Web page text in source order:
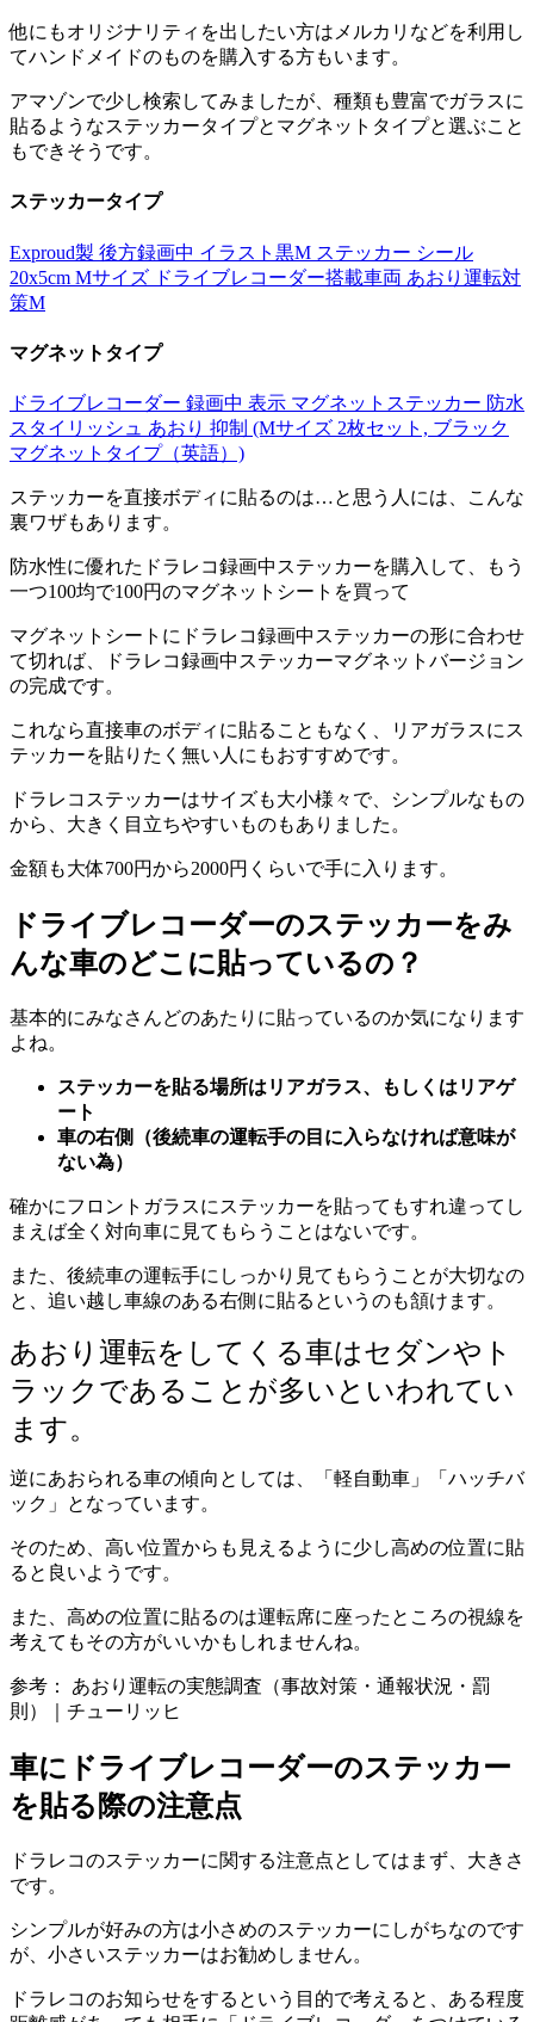
他にもオリジナリティを出したい方はメルカリなどを利用し
てハンドメイドのものを購入する方もいます。
アマゾンで少し検索してみましたが、種類も豊富でガラスに
貼るようなステッカータイプとマグネットタイプと選ぶこと
もできそうです。
ステッカータイプ
Exproud製 後方録画中 イラスト黒M ステッカー シール
20x5cm Mサイズ ドライブレコーダー搭載車両 あおり運転対
策M
マグネットタイプ
ドライブレコーダー 録画中 表示 マグネットステッカー 防水
スタイリッシュ あおり 抑制 (Mサイズ 2枚セット, ブラック
マグネットタイプ（英語）)
ステッカーを直接ボディに貼るのは…と思う人には、こんな
裏ワザもあります。
防水性に優れたドラレコ録画中ステッカーを購入して、もう
一つ100均で100円のマグネットシートを買って
マグネットシートにドラレコ録画中ステッカーの形に合わせ
て切れば、ドラレコ録画中ステッカーマグネットバージョン
の完成です。
これなら直接車のボディに貼ることもなく、リアガラスにス
テッカーを貼りたく無い人にもおすすめです。
ドラレコステッカーはサイズも大小様々で、シンプルなもの
から、大きく目立ちやすいものもありました。
金額も大体700円から2000円くらいで手に入ります。
ドライブレコーダーのステッカーをみ
んな車のどこに貼っているの？
基本的にみなさんどのあたりに貼っているのか気になります
よね。
ステッカーを貼る場所はリアガラス、もしくはリアゲ
ート
車の右側（後続車の運転手の目に入らなければ意味が
ない為）
確かにフロントガラスにステッカーを貼ってもすれ違ってし
まえば全く対向車に見てもらうことはないです。
また、後続車の運転手にしっかり見てもらうことが大切なの
と、追い越し車線のある右側に貼るというのも頷けます。
あおり運転をしてくる車はセダンやト
ラックであることが多いといわれてい
ます。
逆にあおられる車の傾向としては、「軽自動車」「ハッチバ
ック」となっています。
そのため、高い位置からも見えるように少し高めの位置に貼
ると良いようです。
また、高めの位置に貼るのは運転席に座ったところの視線を
考えてもその方がいいかもしれませんね。
参考： あおり運転の実態調査（事故対策・通報状況・罰
則）｜チューリッヒ
車にドライブレコーダーのステッカー
を貼る際の注意点
ドラレコのステッカーに関する注意点としてはまず、大きさ
です。
シンプルが好みの方は小さめのステッカーにしがちなのです
が、小さいステッカーはお勧めしません。
ドラレコのお知らせをするという目的で考えると、ある程度